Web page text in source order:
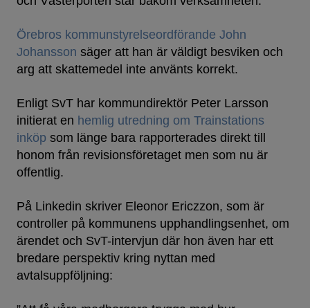
Örebros kommunstyrelseordförande John
Johansson säger att han är väldigt besviken och
arg att skattemedel inte använts korrekt.
Enligt SvT har kommundirektör Peter Larsson
initierat en hemlig utredning om Trainstations
inköp som länge bara rapporterades direkt till
honom från revisionsföretaget men som nu är
offentlig.
På Linkedin skriver Eleonor Ericzzon, som är
controller på kommunens upphandlingsenhet, om
ärendet och SvT-intervjun där hon även har ett
bredare perspektiv kring nyttan med
avtalsuppföljning: